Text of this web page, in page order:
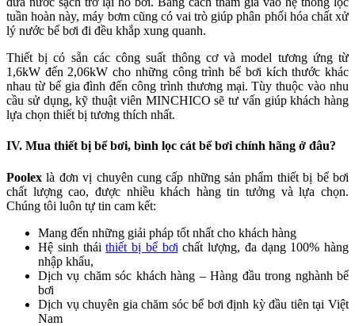
tuần hoàn này, máy bơm cũng có vai trò giúp phân phối hóa chất xử
lý nước bể bơi đi đều khắp xung quanh.
Thiết bị có sẵn các công suất thông cơ và model tương ứng từ
1,6kW đến 2,06kW cho những công trình bể bơi kích thước khác
nhau từ bể gia đình đến công trình thương mại. Tùy thuộc vào nhu
cầu sử dụng, kỹ thuật viên MINCHICO sẽ tư vấn giúp khách hàng
lựa chọn thiết bị tương thích nhất.
IV. Mua thiết bị bể bơi, bình lọc cát bể bơi chính hãng ở đâu?
Poolexlà đơn vị chuyên cung cấp những sản phẩm thiết bị bể bơi
chất lượng cao, được nhiều khách hàng tin tưởng và lựa chọn.
Chúng tôi luôn tự tin cam kết:
Mang đến những giải pháp tốt nhất cho khách hàng
Hệ sinh tháithiết bị bể bơi chất lượng, đa dạng 100% hàng
nhập khẩu,
Dịch vụ chăm sóc khách hàng – Hàng đầu trong nghành bể
bơi
Dịch vụ chuyên gia chăm sóc bể bơi định kỳ đầu tiên tại Việt
Nam